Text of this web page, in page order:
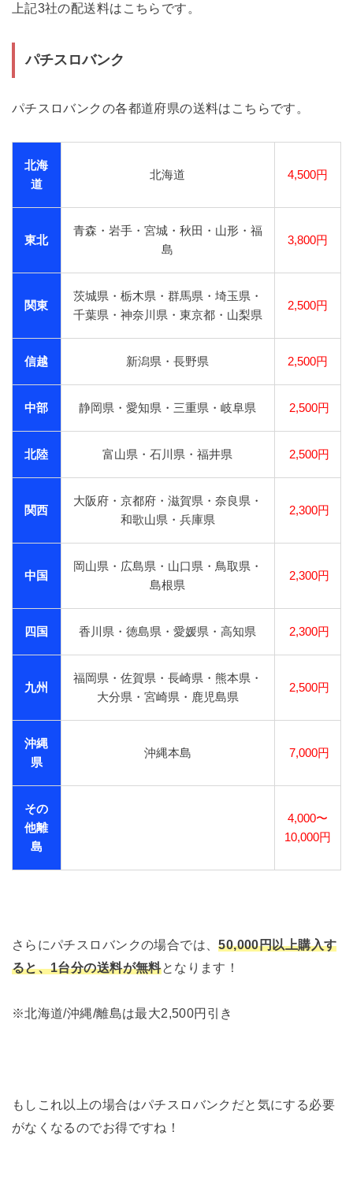
上記3社の配送料はこちらです。
パチスロバンク
パチスロバンクの各都道府県の送料はこちらです。
北海
道
北海道 4,500円
東北
青森・岩手・宮城・秋田・山形・福
島
3,800円
関東
茨城県・栃木県・群馬県・埼玉県・
千葉県・神奈川県・東京都・山梨県
2,500円
信越 新潟県・長野県 2,500円
中部 静岡県・愛知県・三重県・岐阜県 2,500円
北陸 富山県・石川県・福井県 2,500円
関西
大阪府・京都府・滋賀県・奈良県・
和歌山県・兵庫県
2,300円
中国
岡山県・広島県・山口県・鳥取県・
島根県
2,300円
四国 香川県・徳島県・愛媛県・高知県 2,300円
九州
福岡県・佐賀県・長崎県・熊本県・
大分県・宮崎県・鹿児島県
2,500円
沖縄
県
沖縄本島 7,000円
その
他離
島
4,000〜
10,000円
さらにパチスロバンクの場合では、50,000円以上購入す
ると、1台分の送料が無料となります！
※北海道/沖縄/離島は最大2,500円引き
もしこれ以上の場合はパチスロバンクだと気にする必要
がなくなるのでお得ですね！